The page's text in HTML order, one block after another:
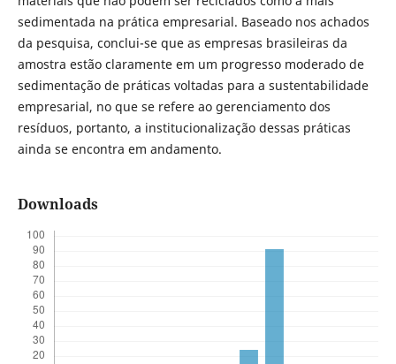
sedimentada na prática empresarial. Baseado nos achados
da pesquisa, conclui-se que as empresas brasileiras da
amostra estão claramente em um progresso moderado de
sedimentação de práticas voltadas para a sustentabilidade
empresarial, no que se refere ao gerenciamento dos
resíduos, portanto, a institucionalização dessas práticas
ainda se encontra em andamento.
Downloads